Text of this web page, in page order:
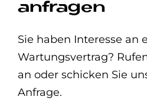
anfragen
Sie haben Interesse an
Wartungsvertrag?
an oder schicken Sie
Anfrage.